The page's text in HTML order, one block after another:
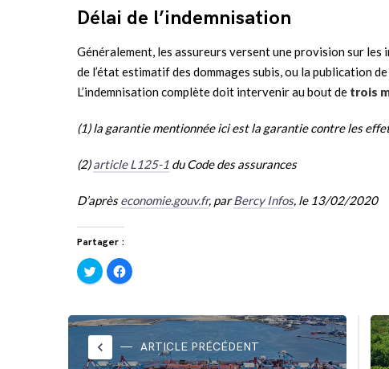
Délai de l’indemnisation
Généralement, les assureurs versent une provision sur les
de l’état estimatif des dommages subis, ou la publication
L’indemnisation complète doit intervenir au bout de trois
(1) la garantie mentionnée ici est la garantie contre les
(2)article L125-1 du Code des assurances
D’aprèseconomie.gouv.fr, parBercy Infos, le 13/02/2020
Partager :
Cliquez
pour
partager
dans
une
nouvelle
fenêtre)
Cliquez
pour
partager
dans
une
nouvelle
fenêtre)
keyboard_arrow_left ARTICLE PRÉCÉDENT